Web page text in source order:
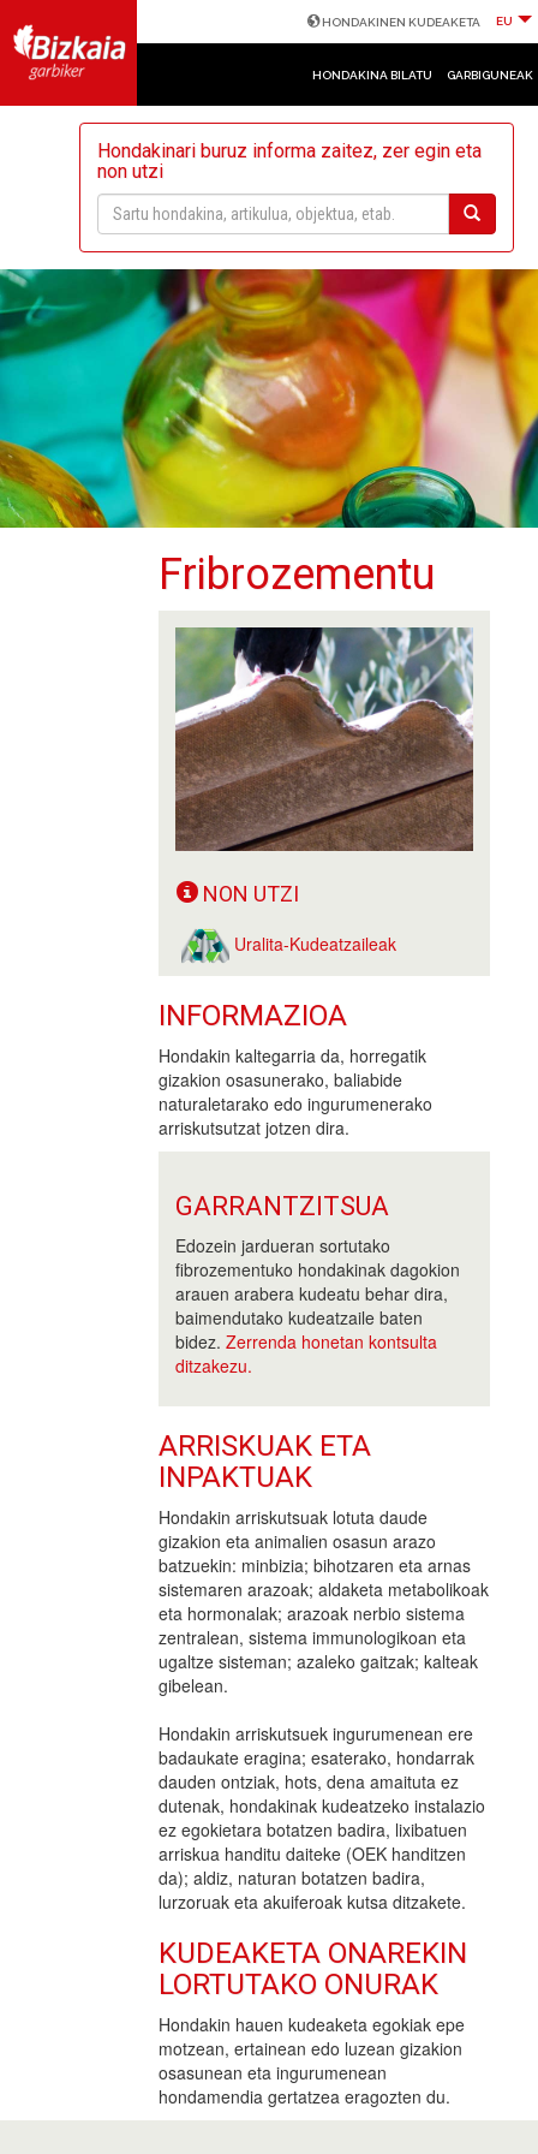
HONDAKINEN KUDEAKETA EU
HONDAKINA BILATU GARBIGUNEAK
Hondakinari buruz informa zaitez, zer egin eta
non utzi
Fribrozementu
NON UTZI
Uralita-Kudeatzaileak
INFORMAZIOA
Hondakin kaltegarria da, horregatik
gizakion osasunerako, baliabide
naturaletarako edo ingurumenerako
arriskutsutzat jotzen dira.
GARRANTZITSUA
Edozein jardueran sortutako
fibrozementuko hondakinak dagokion
arauen arabera kudeatu behar dira,
baimendutako kudeatzaile baten
bidez. Zerrenda honetan kontsulta
ditzakezu.
ARRISKUAK ETA
INPAKTUAK
Hondakin arriskutsuak lotuta daude
gizakion eta animalien osasun arazo
batzuekin: minbizia; bihotzaren eta arnas
sistemaren arazoak; aldaketa metabolikoak
eta hormonalak; arazoak nerbio sistema
zentralean, sistema immunologikoan eta
ugaltze sisteman; azaleko gaitzak; kalteak
gibelean.
Hondakin arriskutsuek ingurumenean ere
badaukate eragina; esaterako, hondarrak
dauden ontziak, hots, dena amaituta ez
dutenak, hondakinak kudeatzeko instalazio
ez egokietara botatzen badira, lixibatuen
arriskua handitu daiteke (OEK handitzen
da); aldiz, naturan botatzen badira,
lurzoruak eta akuiferoak kutsa ditzakete.
KUDEAKETA ONAREKIN
LORTUTAKO ONURAK
Hondakin hauen kudeaketa egokiak epe
motzean, ertainean edo luzean gizakion
osasunean eta ingurumenean
hondamendia gertatzea eragozten du.